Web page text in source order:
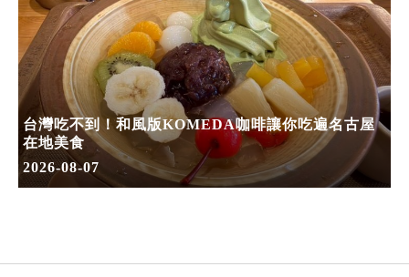
台灣吃不到！和風版KOMEDA咖啡讓你吃遍名古屋
在地美食
2026-08-07